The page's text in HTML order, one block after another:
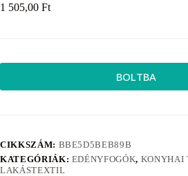
1 505,00 Ft
BOLTBA
CIKKSZÁM: BBE5D5BEB89B
KATEGÓRIÁK: EDÉNYFOGÓK, KONYHAI
LAKÁSTEXTIL